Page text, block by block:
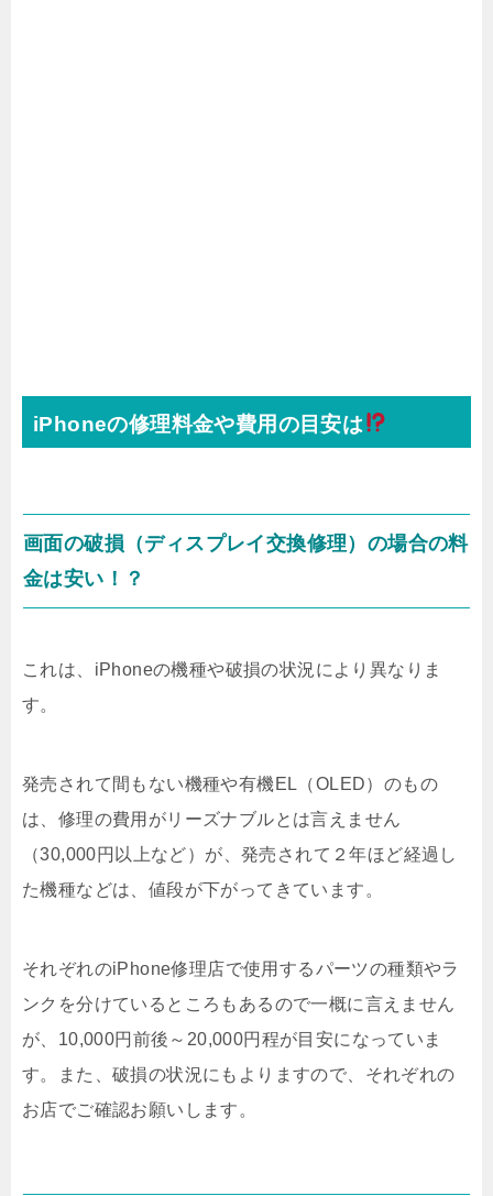
iPhoneの修理料金や費用の目安は
画面の破損（ディスプレイ交換修理）の場合の料
金は安い！？
これは、iPhoneの機種や破損の状況により異なりま
す。
発売されて間もない機種や有機EL（OLED）のもの
は、修理の費用がリーズナブルとは言えません
（30,000円以上など）が、発売されて２年ほど経過し
た機種などは、値段が下がってきています。
それぞれのiPhone修理店で使用するパーツの種類やラ
ンクを分けているところもあるので一概に言えません
が、10,000円前後～20,000円程が目安になっていま
す。また、破損の状況にもよりますので、それぞれの
お店でご確認お願いします。